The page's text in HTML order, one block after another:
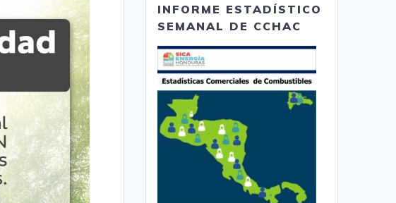
INFORME ESTADÍSTICO
SEMANAL DE CCHAC